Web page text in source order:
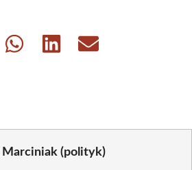
Share
Share
Share
Marciniak (polityk)